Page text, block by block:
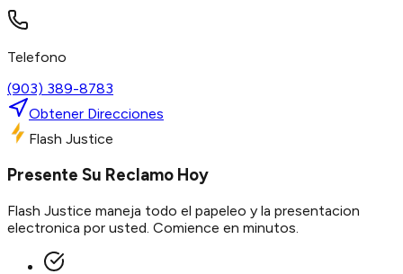
Telefono
(903) 389-8783
Obtener Direcciones
Flash Justice
Presente Su Reclamo Hoy
Flash Justice maneja todo el papeleo y la presentacion
electronica por usted. Comience en minutos.